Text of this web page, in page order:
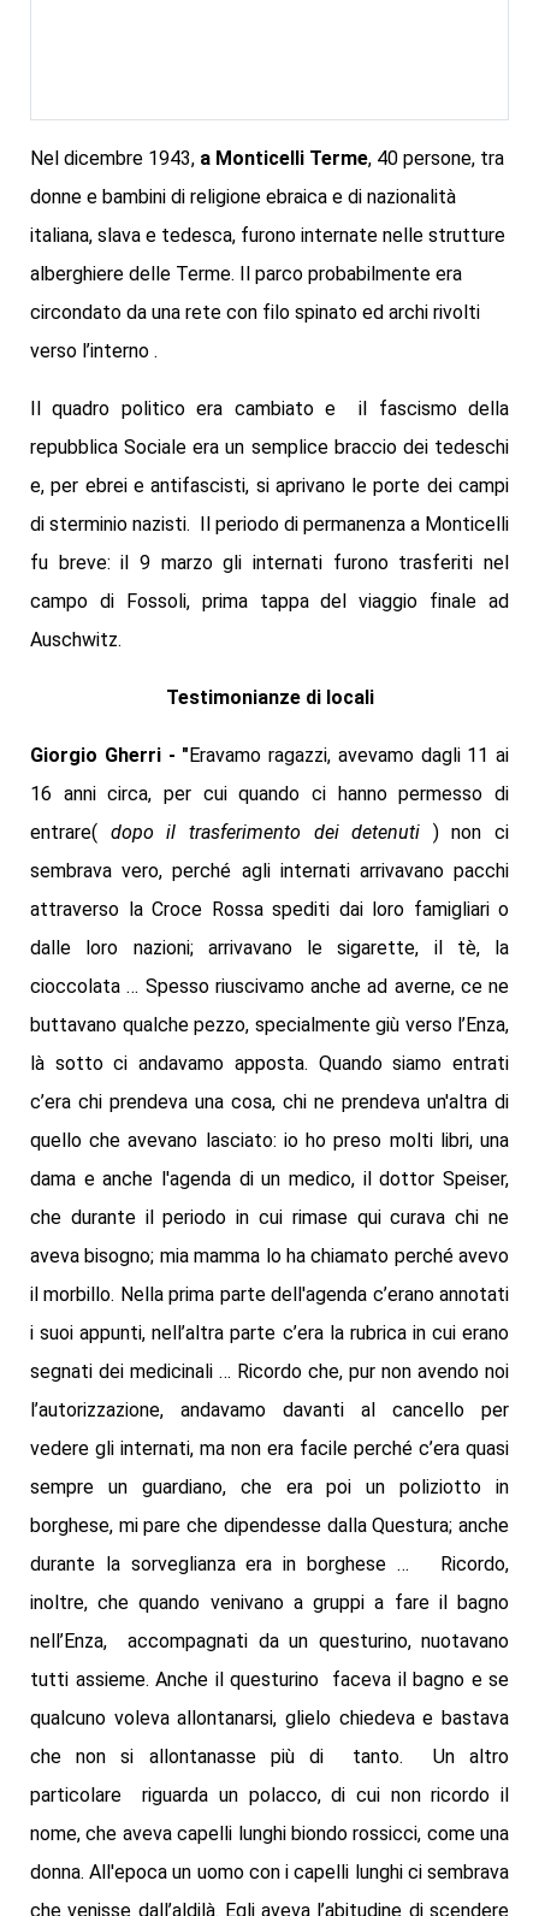
Nel dicembre 1943, a Monticelli Terme, 40 persone, tra
donne e bambini di religione ebraica e di nazionalità
italiana, slava e tedesca, furono internate nelle strutture
alberghiere delle Terme. Il parco probabilmente era
circondato da una rete con filo spinato ed archi rivolti
verso l’interno .
Il quadro politico era cambiato e il fascismo della
repubblica Sociale era un semplice braccio dei tedeschi
e, per ebrei e antifascisti, si aprivano le porte dei campi
di sterminio nazisti. Il periodo di permanenza a Monticelli
fu breve: il 9 marzo gli internati furono trasferiti nel
campo di Fossoli, prima tappa del viaggio finale ad
Auschwitz.
Testimonianze di locali
Giorgio Gherri - " Eravamo ragazzi, avevamo dagli 11 ai
16 anni circa, per cui quando ci hanno permesso di
entrare( dopo il trasferimento dei detenuti ) non ci
sembrava vero, perché agli internati arrivavano pacchi
attraverso la Croce Rossa spediti dai loro famigliari o
dalle loro nazioni; arrivavano le sigarette, il tè, la
cioccolata … Spesso riuscivamo anche ad averne, ce ne
buttavano qualche pezzo, specialmente giù verso l’Enza,
là sotto ci andavamo apposta. Quando siamo entrati
c’era chi prendeva una cosa, chi ne prendeva un'altra di
quello che avevano lasciato: io ho preso molti libri, una
dama e anche l'agenda di un medico, il dottor Speiser,
che durante il periodo in cui rimase qui curava chi ne
aveva bisogno; mia mamma lo ha chiamato perché avevo
il morbillo. Nella prima parte dell'agenda c’erano annotati
i suoi appunti, nell’altra parte c’era la rubrica in cui erano
segnati dei medicinali … Ricordo che, pur non avendo noi
l’autorizzazione, andavamo davanti al cancello per
vedere gli internati, ma non era facile perché c’era quasi
sempre un guardiano, che era poi un poliziotto in
borghese, mi pare che dipendesse dalla Questura; anche
durante la sorveglianza era in borghese … Ricordo,
inoltre, che quando venivano a gruppi a fare il bagno
nell’Enza, accompagnati da un questurino, nuotavano
tutti assieme. Anche il questurino faceva il bagno e se
qualcuno voleva allontanarsi, glielo chiedeva e bastava
che non si allontanasse più di tanto. Un altro
particolare riguarda un polacco, di cui non ricordo il
nome, che aveva capelli lunghi biondo rossicci, come una
donna. All'epoca un uomo con i capelli lunghi ci sembrava
che venisse dall’aldilà. Egli aveva l’abitudine di scendere